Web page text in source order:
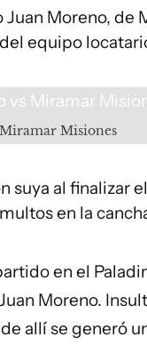
Moreno, de
equipo
Misiones
suya al finalizar
en la
en el
Moreno.
allí se generó